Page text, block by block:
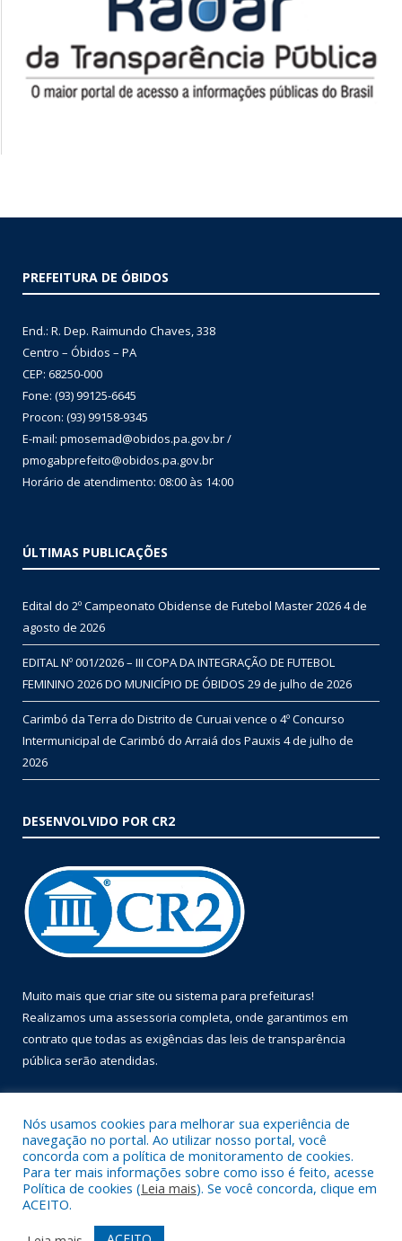
PREFEITURA DE ÓBIDOS
End.: R. Dep. Raimundo Chaves, 338
Centro – Óbidos – PA
CEP: 68250-000
Fone: (93) 99125-6645
Procon: (93) 99158-9345
E-mail: pmosemad@obidos.pa.gov.br /
pmogabprefeito@obidos.pa.gov.br
Horário de atendimento: 08:00 às 14:00
ÚLTIMAS PUBLICAÇÕES
Edital do 2º Campeonato Obidense de Futebol Master 20264 de
agosto de 2026
EDITAL Nº 001/2026 – III COPA DA INTEGRAÇÃO DE FUTEBOL
FEMININO 2026 DO MUNICÍPIO DE ÓBIDOS 29 de julho de 2026
Carimbó da Terra do Distrito de Curuai vence o 4º Concurso
Intermunicipal de Carimbó do Arraiá dos Pauxis 4 de julho de
2026
DESENVOLVIDO POR CR2
Muito mais que criar site ou sistema para prefeituras!
Realizamos uma assessoria completa, onde garantimos em
contrato que todas as exigências das leis de transparência
pública serão atendidas.
Todos os direitos reservados a Prefeitura Municipal de Óbidos.
Mapa do Site Acessar Área Administrativa
Nós usamos cookies para melhorar sua experiência de
navegação no portal. Ao utilizar nosso portal, você
concorda com a política de monitoramento de cookies.
Para ter mais informações sobre como isso é feito, acesse
Política de cookies (Leia mais). Se você concorda, clique em
ACEITO.